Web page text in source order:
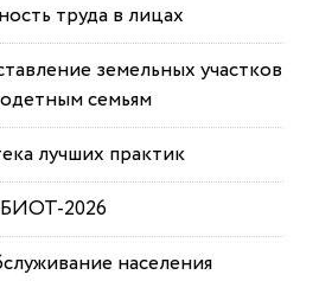
труда в лицах
земельных участков
семьям
лучших практик
БИОТ-2026
населения